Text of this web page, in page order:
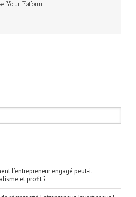
Your Platform!
l’entrepreneur engagé peut-il
et profit ?